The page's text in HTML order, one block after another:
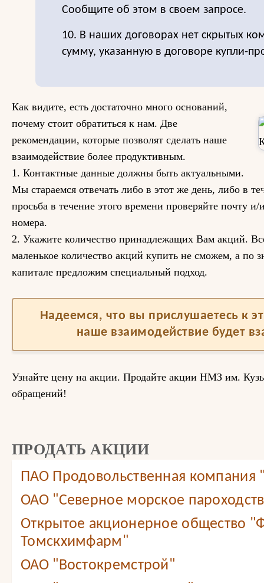
Сообщите об этом в своем запросе.
10. В наших договорах нет скрытых
сумму, указанную в договоре купли-
Как видите, есть достаточно много оснований,
почему стоит обратиться к нам. Две
рекомендации, которые позволят сделать наше
взаимодействие более продуктивным.
1. Контактные данные должны быть актуальными.
Мы стараемся отвечать либо в этот же день, либо в
просьба в течение этого времени проверяйте почту
номера.
2. Укажите количество принадлежащих Вам акций.
маленькое количество акций купить не сможем, а по
капитале предложим специальный подход.
Надеемся, что вы прислушаетесь к
наше взаимодействие будет
Узнайте цену на акции. Продайте акции НМЗ им.
обращений!
ПРОДАТЬ АКЦИИ
ПАО Продовольственная
ОАО "Северное морское
Открытое акционерное общество
Томскхимфарм"
ОАО "Востокремстрой"